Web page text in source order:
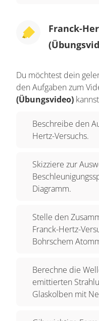
noch die
Beginnen wir mit der
eine Skizze
Messvorgang
Versuchsaufbau
Glaskolben, in dem
Quecksilberoder
Beschleunigung der
beschleunigt
Kathode . Diese ist
werden zu einem
zwischen Gitter und
Franck-
Du möchtest dein
den Aufgaben zum
(Übungsvideo)
Beschreibe den
Hertz-Versuchs.
Skizziere zur
Diagramm.
Stelle den
Franck-Hertz-
Bohrschem
Berechne die
emittierten
Glaskolben mit